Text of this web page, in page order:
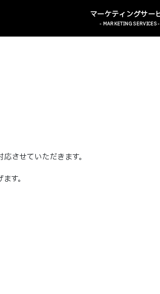
- MARKETING SERVICES -
させていただきます。
す。